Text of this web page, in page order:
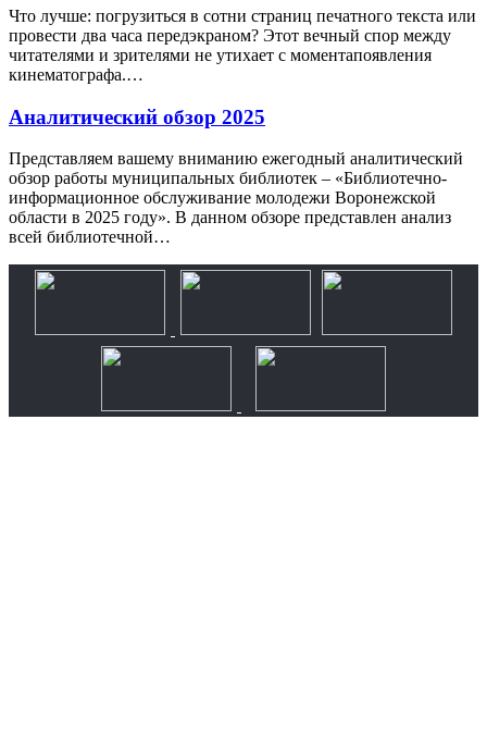
Что лучше: погрузиться в сотни страниц печатного текста или
провести два часа передэкраном? Этот вечный спор между
читателями и зрителями не утихает с моментапоявления
кинематографа.…
Аналитический обзор 2025
Представляем вашему вниманию ежегодный аналитический
обзор работы муниципальных библиотек – «Библиотечно-
информационное обслуживание молодежи Воронежской
области в 2025 году». В данном обзоре представлен анализ
всей библиотечной…